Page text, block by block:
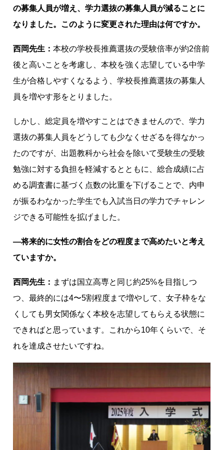
の募集人員が増え、学力選抜の募集人員が減ることに
なりました。このように変更された理由は何ですか。
西岡先生：本校の学校長推薦選抜の受験倍率が約2倍前
後と高いことを考慮し、本校を強く志望している中学
生が合格しやすくなるよう、学校長推薦選抜の募集人
員を増やす形をとりました。
しかし、総定員を増やすことはできませんので、学力
選抜の募集人員をどうしても少なくせざるを得なかっ
たのですが、出題教科から社会を除いて受験生の受験
勉強に対する負担を軽減するとともに、総合成績に占
める調査書に基づく点数の比重を下げることで、内申
が振るわなかった学生でも入試当日の学力でチャレン
ジできる可能性を拡げました。
―将来的に女性の割合をどの程度まで高めたいと考え
ていますか。
西岡先生： まずは国立高専と同じ約25%を目指しつ
つ、最終的には4〜5割程度まで増やして、女子枠をな
くしても男女関係なく本校を志望してもらえる状態に
できればと思っています。これから10年くらいで、そ
れを達成させたいですね。